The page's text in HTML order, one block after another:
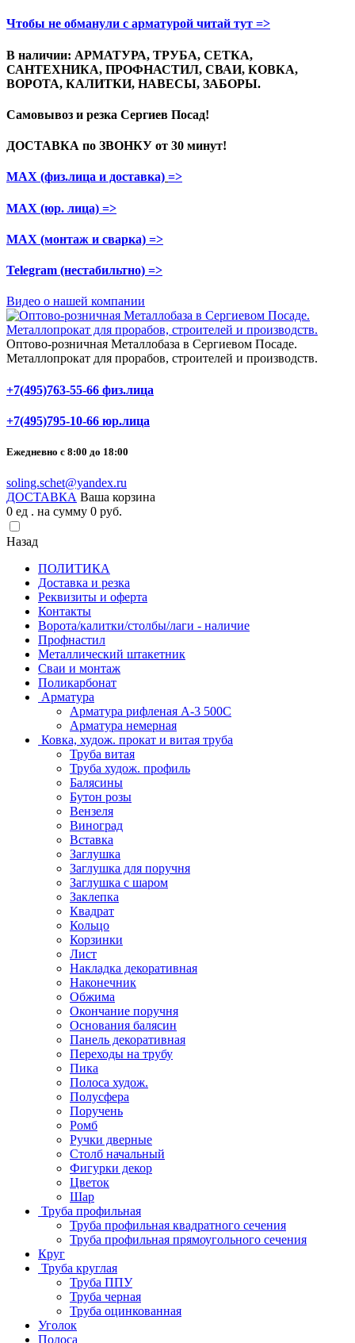
Чтобы не обманули с арматурой читай тут =>
В наличии: АРМАТУРА, ТРУБА, СЕТКА,
САНТЕХНИКА, ПРОФНАСТИЛ, СВАИ, КОВКА,
ВОРОТА, КАЛИТКИ, НАВЕСЫ, ЗАБОРЫ.
Самовывоз и резка Сергиев Посад!
ДОСТАВКА по ЗВОНКУ от 30 минут!
МАХ (физ.лица и доставка) =>
МАХ (юр. лица) =>
МАХ (монтаж и сварка) =>
Telegram (нестабильтно) =>
Видео о нашей компании
Оптово-розничная Металлобаза в Сергиевом Посаде.
Металлопрокат для прорабов, строителей и производств.
+7(495)763-55-66 физ.лица
+7(495)795-10-66 юр.лица
Ежедневно с 8:00 до 18:00
soling.schet@yandex.ru
ДОСТАВКА Ваша корзина
0 ед . на сумму 0 pуб.
Назад
ПОЛИТИКА
Доставка и резка
Реквизиты и оферта
Контакты
Ворота/калитки/столбы/лаги - наличие
Профнастил
Металлический штакетник
Сваи и монтаж
Поликарбонат
Арматура
Арматура рифленая А-3 500С
Арматура немерная
Ковка, худож. прокат и витая труба
Труба витая
Труба худож. профиль
Балясины
Бутон розы
Вензеля
Виноград
Вставка
Заглушка
Заглушка для поручня
Заглушка с шаром
Заклепка
Квадрат
Кольцо
Корзинки
Лист
Накладка декоративная
Наконечник
Обжима
Окончание поручня
Основания балясин
Панель декоративная
Переходы на трубу
Пика
Полоса худож.
Полусфера
Поручень
Ромб
Ручки дверные
Столб начальный
Фигурки декор
Цветок
Шар
Труба профильная
Труба профильная квадратного сечения
Труба профильная прямоугольного сечения
Круг
Труба круглая
Труба ППУ
Труба черная
Труба оцинкованная
Уголок
Полоса